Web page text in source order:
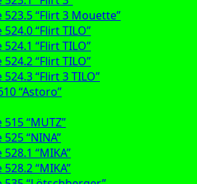
523.5 “Flirt 3 Mouette”
524.0 “Flirt TILO”
524.1 “Flirt TILO”
524.2 “Flirt TILO”
524.3 “Flirt 3 TILO”
“Astoro”
515 “MUTZ”
525 “NINA”
528.1 “MIKA”
528.2 “MIKA”